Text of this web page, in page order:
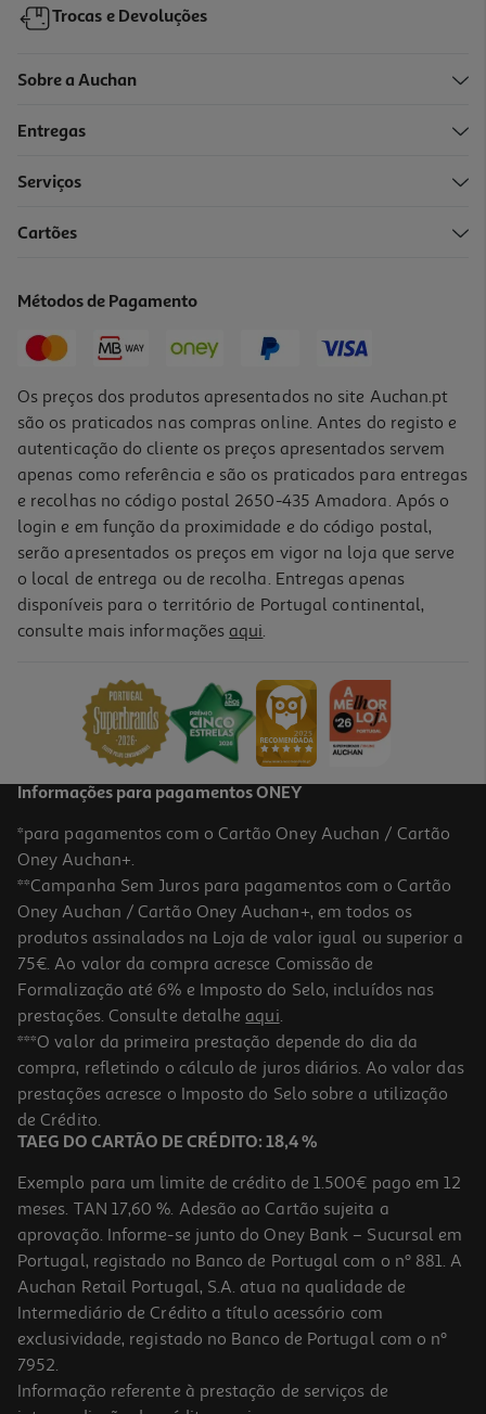
Auriculares 2 Em 1 Qilive 600144902 Kit Mãos Livres
4.3
Auriculares Com Fio Jbl T305c Red Vermelho C/micro
19.99 €/un
19,99 €
Trocas e Devoluções
Sobre a Auchan
Entregas
Serviços
Cartões
Métodos de Pagamento
Os preços dos produtos apresentados no site Auchan.pt
são os praticados nas compras online. Antes do registo e
autenticação do cliente os preços apresentados servem
apenas como referência e são os praticados para entregas
e recolhas no código postal 2650-435 Amadora. Após o
login e em função da proximidade e do código postal,
serão apresentados os preços em vigor na loja que serve
o local de entrega ou de recolha. Entregas apenas
disponíveis para o território de Portugal continental,
consulte mais informações aqui.
Informações para pagamentos ONEY
*para pagamentos com o Cartão Oney Auchan / Cartão
Oney Auchan+.
**Campanha Sem Juros para pagamentos com o Cartão
Oney Auchan / Cartão Oney Auchan+, em todos os
produtos assinalados na Loja de valor igual ou superior a
75€. Ao valor da compra acresce Comissão de
Formalização até 6% e Imposto do Selo, incluídos nas
prestações. Consulte detalhe aqui.
***O valor da primeira prestação depende do dia da
compra, refletindo o cálculo de juros diários. Ao valor das
prestações acresce o Imposto do Selo sobre a utilização
de Crédito.
TAEG DO CARTÃO DE CRÉDITO: 18,4 %
Exemplo para um limite de crédito de 1.500€ pago em 12
meses. TAN 17,60 %. Adesão ao Cartão sujeita a
aprovação. Informe-se junto do Oney Bank – Sucursal em
Portugal, registado no Banco de Portugal com o nº 881. A
Auchan Retail Portugal, S.A. atua na qualidade de
Intermediário de Crédito a título acessório com
exclusividade, registado no Banco de Portugal com o nº
7952.
Informação referente à prestação de serviços de